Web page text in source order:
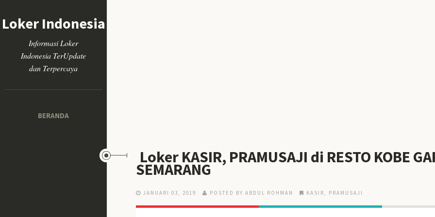
Loker Indonesia
Informasi Loker
Indonesia TerUpdate
dan Terpercaya
BERANDA
Loker KASIR, PRAMUSAJI di RESTO KOBE
SEMARANG
JANUARI 03, 2019 POSTED BY ABDUL ROHMAN KASIR , PRAMUSAJI